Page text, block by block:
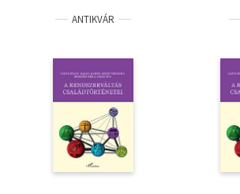
Tankönyv, segédkönyv
Társadalomtudomány
Természettudomány
Történelem
ANTIKVÁR